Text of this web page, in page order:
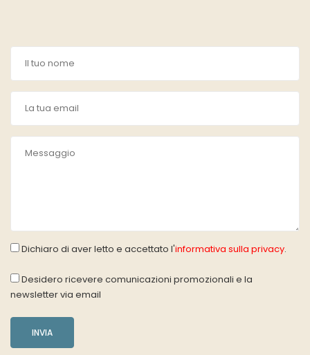
Dichiaro di aver letto e accettato l'informativa sulla privacy.
Desidero ricevere comunicazioni promozionali e la
newsletter via email